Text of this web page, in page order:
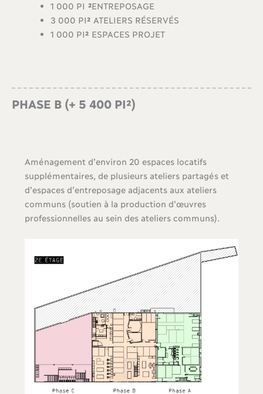
1 000 PI ²ENTREPOSAGE
3 000 PI²ATELIERS RÉSERVÉS
1 000 PI²ESPACES PROJET
PHASE B (+ 5 400 PI²)
Aménagement d’environ 20 espaces locatifs
supplémentaires, de plusieurs ateliers partagés et
d’espaces d’entreposage adjacents aux ateliers
communs (soutien à la production d’œuvres
professionnelles au sein des ateliers communs).